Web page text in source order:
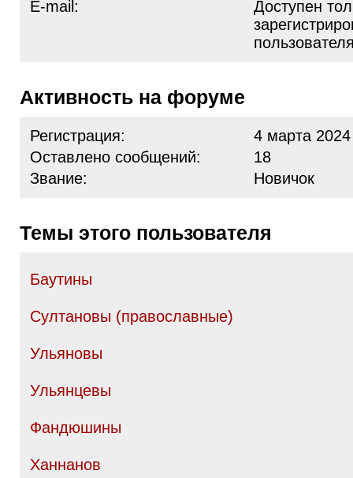
E-mail:
Доступен
Активность на форуме
Регистрация:
4 марта
Оставлено сообщений:
18
Звание:
Новичок
Темы этого пользователя
Баутины
Султановы (православные)
Ульяновы
Ульянцевы
Фандюшины
Ханнанов